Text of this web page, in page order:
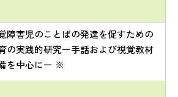
障害児のことばの発達を促すための
の実践的研究ー手話および視覚教材
を中心にー ※